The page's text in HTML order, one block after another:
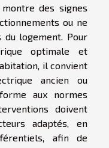
des signes
ou ne
du logement. Pour
optimale et
il convient
ancien ou
aux normes
doivent
adaptés, en
afin de